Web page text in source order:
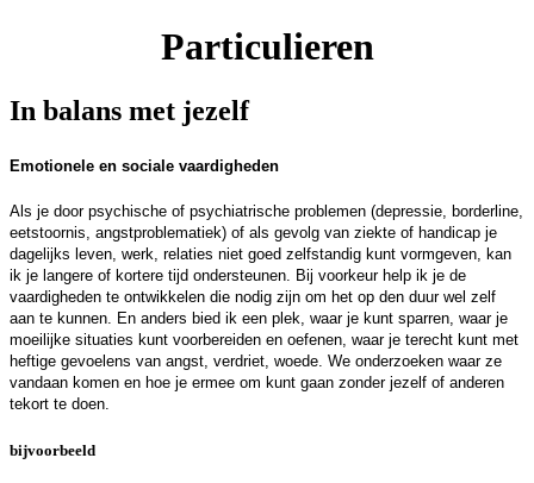
Particulieren
In balans met jezelf
Emotionele en sociale vaardigheden
Als je door psychische of psychiatrische problemen (depressie, borderline,
eetstoornis, angstproblematiek) of als gevolg van ziekte of handicap je
dagelijks leven, werk, relaties niet goed zelfstandig kunt vormgeven, kan
ik je langere of kortere tijd ondersteunen. Bij voorkeur help ik je de
vaardigheden te ontwikkelen die nodig zijn om het op den duur wel zelf
aan te kunnen. En anders bied ik een plek, waar je kunt sparren, waar je
moeilijke situaties kunt voorbereiden en oefenen, waar je terecht kunt met
heftige gevoelens van angst, verdriet, woede. We onderzoeken waar ze
vandaan komen en hoe je ermee om kunt gaan zonder jezelf of anderen
tekort te doen.
bijvoorbeeld